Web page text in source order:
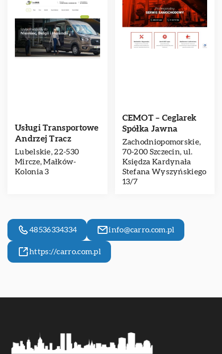
Usługi Transportowe
Andrzej Tracz
Lubelskie, 22-530
Mircze, Małków-
Kolonia 3
CEMOT – Ceglarek
Spółka Jawna
Zachodniopomorskie,
70-200 Szczecin, ul.
Księdza Kardynała
Stefana Wyszyńskiego
13/7
48536334334 info@carro.com.pl
https://carro.com.pl